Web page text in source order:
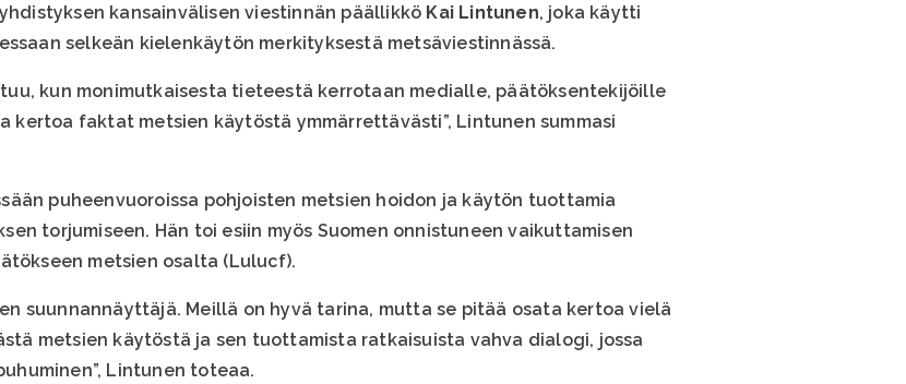
kansainvälisen viestinnän päällikkö Kai Lintunen, joka käytti
selkeän kielenkäytön merkityksestä metsäviestinnässä.
kun monimutkaisesta tieteestä kerrotaan medialle, päätöksentekijöille
kertoa faktat metsien käytöstä ymmärrettävästi”, Lintunen summasi
puheenvuoroissa pohjoisten metsien hoidon ja käytön tuottamia
torjumiseen. Hän toi esiin myös Suomen onnistuneen vaikuttamisen
metsien osalta (Lulucf).
suunnannäyttäjä. Meillä on hyvä tarina, mutta se pitää osata kertoa vielä
metsien käytöstä ja sen tuottamista ratkaisuista vahva dialogi, jossa
Lintunen toteaa.